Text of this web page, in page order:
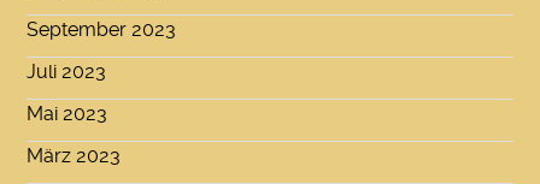
September 2023
Juli 2023
Mai 2023
März 2023